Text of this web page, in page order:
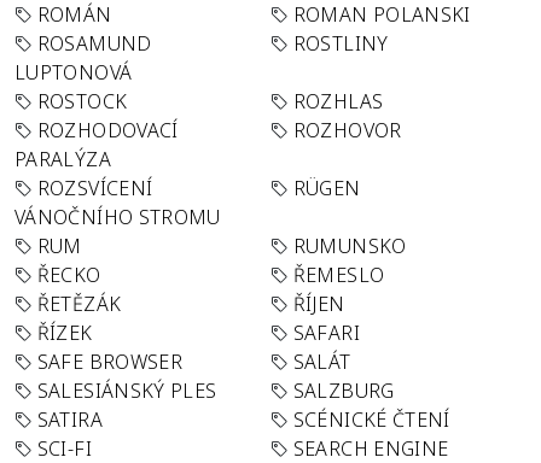
ROMÁN
ROMAN POLANSKI
ROSAMUND
LUPTONOVÁ
ROSTLINY
ROSTOCK
ROZHLAS
ROZHODOVACÍ
PARALÝZA
ROZHOVOR
ROZSVÍCENÍ
VÁNOČNÍHO STROMU
RÜGEN
RUM
RUMUNSKO
ŘECKO
ŘEMESLO
ŘETĚZÁK
ŘÍJEN
ŘÍZEK
SAFARI
SAFE BROWSER
SALÁT
SALESIÁNSKÝ PLES
SALZBURG
SATIRA
SCÉNICKÉ ČTENÍ
SCI-FI
SEARCH ENGINE